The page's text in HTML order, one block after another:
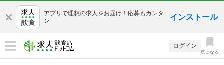
アプリで理想の求人をお届け！応募もカンタ
ン
インストール
ログイン
気になる